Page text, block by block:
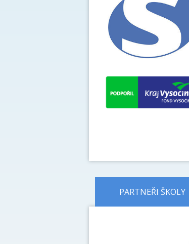
PARTNEŘI ŠKOLY